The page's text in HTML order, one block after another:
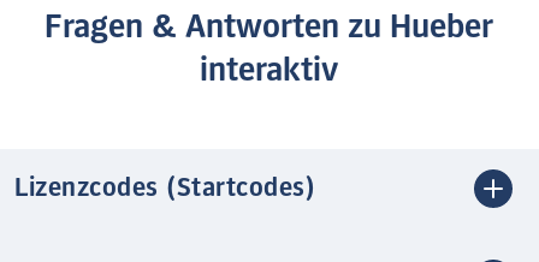
Fragen & Antworten zu Hueber
interaktiv
Lizenzcodes (Startcodes)